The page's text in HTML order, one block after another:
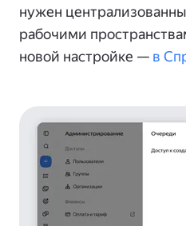
нужен
рабочими
новой настройке — в